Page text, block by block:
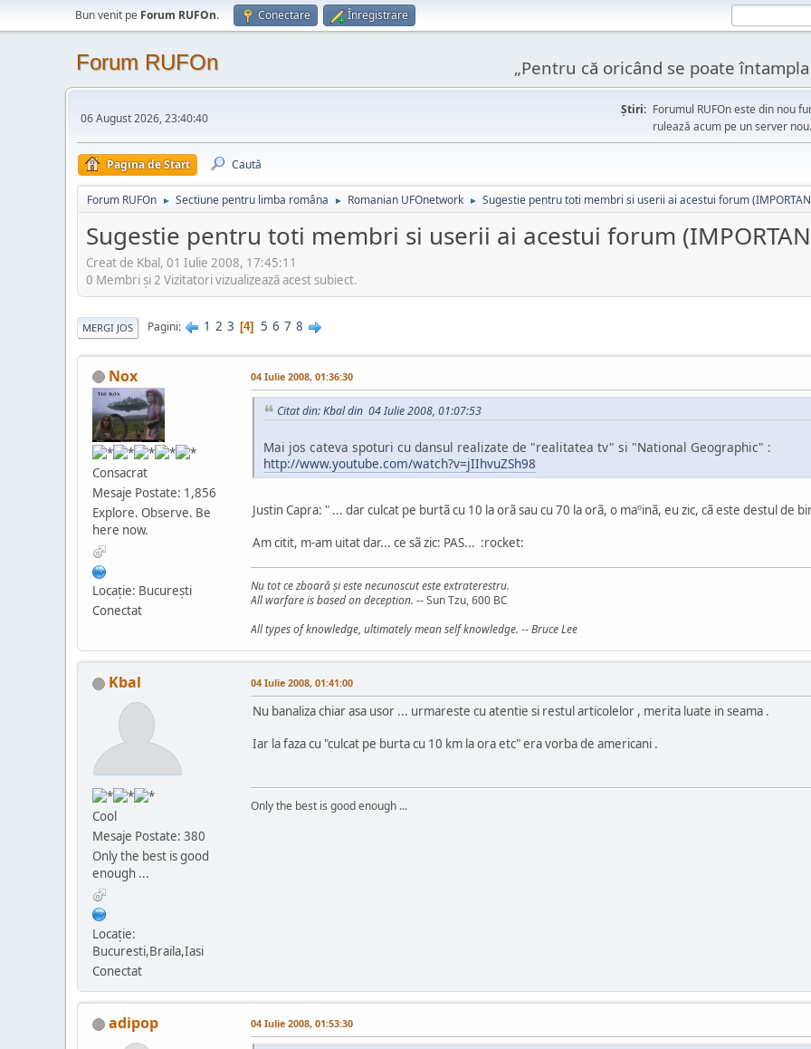
Bun venit pe Forum RUFOn. Conectare Înregistrare
Forum RUFOn „Pentru că oricând se poate
06 August 2026, 23:40:40
Ştiri: Forumul RUFOn este din nou
rulează acum pe un server nou.
Pagina de Start Caută
Forum RUFOn ► Sectiune pentru limba româna ► Romanian UFOnetwork ► Sugestie pentru toti membri si userii ai acestui forum
Sugestie pentru toti membri si userii ai acestui forum
Creat de Kbal, 01 Iulie 2008, 17:45:11
0 Membri şi 2 Vizitatori vizualizează acest subiect.
MERGI JOS Pagini 1 2 3 4 5 6 7 8
Nox
Consacrat
Mesaje Postate: 1,856
Explore. Observe. Be
here now.
Locaţie: Bucureşti
Conectat
04 Iulie 2008, 01:36:30
Citat din: Kbal din 04 Iulie 2008, 01:07:53
Mai jos cateva spoturi cu dansul realizate de "realitatea tv" si "National Geographic" :
http://www.youtube.com/watch?v=jIIhvuZSh98
Justin Capra: " ... dar culcat pe burtã cu 10 la orã sau cu 70 la orã, o maºinã, eu zic, cã este destul de
Am citit, m-am uitat dar... ce sã zic: PAS... :rocket:
Nu tot ce zboară şi este necunoscut este extraterestru.
All warfare is based on deception. -- Sun Tzu, 600 BC
All types of knowledge, ultimately mean self knowledge. -- Bruce Lee
Kbal
Cool
Mesaje Postate: 380
Only the best is good
enough ...
Locaţie:
Bucuresti,Braila,Iasi
Conectat
04 Iulie 2008, 01:41:00
Nu banaliza chiar asa usor ... urmareste cu atentie si restul articolelor , merita luate in seama .
Iar la faza cu "culcat pe burta cu 10 km la ora etc" era vorba de americani .
Only the best is good enough ...
adipop 04 Iulie 2008, 01:53:30